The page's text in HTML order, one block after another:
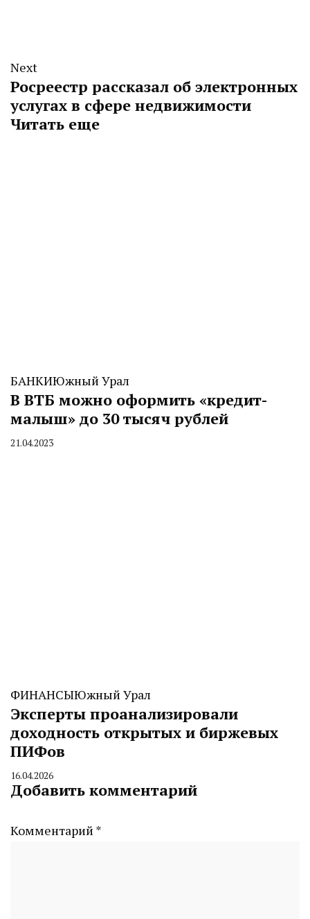
Next
Росреестр рассказал об электронных
услугах в сфере недвижимости
Читать еще
БАНКИЮжный Урал
В ВТБ можно оформить «кредит-
малыш» до 30 тысяч рублей
By
21.04.2023
ФИНАНСЫЮжный Урал
Эксперты проанализировали
доходность открытых и биржевых
ПИФов
By
CHELINDUSTRY
16.04.2026
Добавить комментарий
Комментарий *